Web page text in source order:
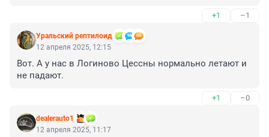
+1 –1
Уральский рептилоид
12 апреля 2025, 12:15
Вот. А у нас в Логиново Цессны нормально летают и
не падают.
+1 –0
dealerauto1
12 апреля 2025, 11:17